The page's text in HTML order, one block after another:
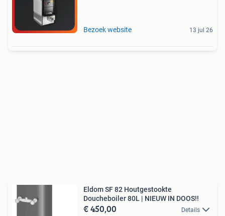
Bezoek website 13 jul 26
Eldom SF 82 Houtgestookte
Doucheboiler 80L | NIEUW IN DOOS!!
€ 450,00 Details